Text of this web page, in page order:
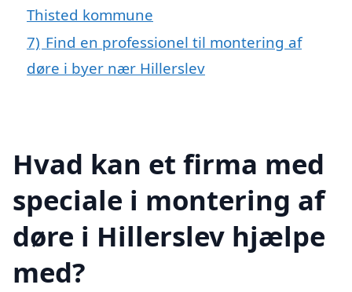
Thisted kommune
7) Find en professionel til montering af
døre i byer nær Hillerslev
Hvad kan et firma med
speciale i montering af
døre i Hillerslev hjælpe
med?